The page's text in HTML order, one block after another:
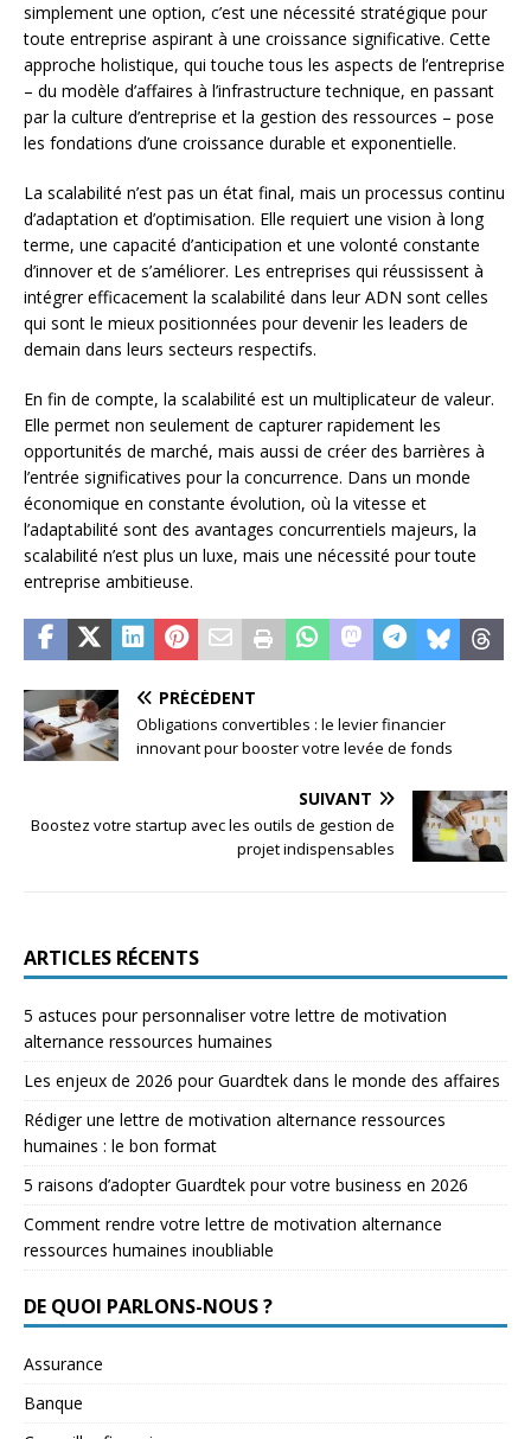
simplement une option, c’est une nécessité stratégique pour
toute entreprise aspirant à une croissance significative. Cette
approche holistique, qui touche tous les aspects de l’entreprise
– du modèle d’affaires à l’infrastructure technique, en passant
par la culture d’entreprise et la gestion des ressources – pose
les fondations d’une croissance durable et exponentielle.
La scalabilité n’est pas un état final, mais un processus continu
d’adaptation et d’optimisation. Elle requiert une vision à long
terme, une capacité d’anticipation et une volonté constante
d’innover et de s’améliorer. Les entreprises qui réussissent à
intégrer efficacement la scalabilité dans leur ADN sont celles
qui sont le mieux positionnées pour devenir les leaders de
demain dans leurs secteurs respectifs.
En fin de compte, la scalabilité est un multiplicateur de valeur.
Elle permet non seulement de capturer rapidement les
opportunités de marché, mais aussi de créer des barrières à
l’entrée significatives pour la concurrence. Dans un monde
économique en constante évolution, où la vitesse et
l’adaptabilité sont des avantages concurrentiels majeurs, la
scalabilité n’est plus un luxe, mais une nécessité pour toute
entreprise ambitieuse.
PRÉCÉDENT
Obligations convertibles : le levier financier
innovant pour booster votre levée de fonds
SUIVANT
Boostez votre startup avec les outils de gestion de
projet indispensables
ARTICLES RÉCENTS
5 astuces pour personnaliser votre lettre de motivation
alternance ressources humaines
Les enjeux de 2026 pour Guardtek dans le monde des affaires
Rédiger une lettre de motivation alternance ressources
humaines : le bon format
5 raisons d’adopter Guardtek pour votre business en 2026
Comment rendre votre lettre de motivation alternance
ressources humaines inoubliable
DE QUOI PARLONS-NOUS ?
Assurance
Banque